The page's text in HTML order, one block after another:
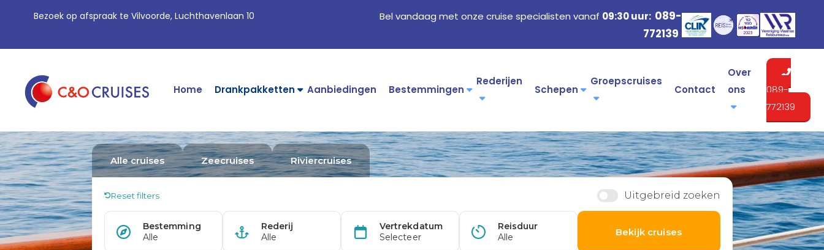
Bezoek op afspraak te Vilvoorde, Luchthavenlaan 10 Bel vandaag met onze cruise specialisten vanaf 09:30 uur: 089-
772139
Home Drankpakketten Aanbiedingen Bestemmingen
Rederijen
Schepen
Groepscruises
Contact
Over
ons
089-
772139